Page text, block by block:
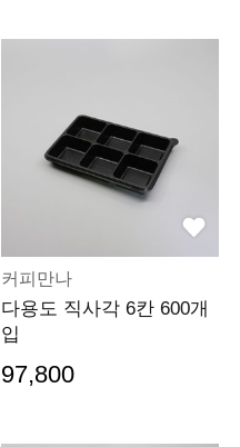
커피만나
다용도 직사각 6칸 600개
입
97,800